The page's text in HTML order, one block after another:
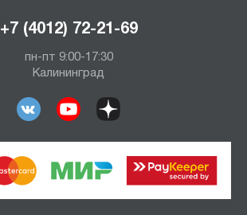
+7 (4012) 72-21-69
пн-пт 9:00-17:30
Калининград